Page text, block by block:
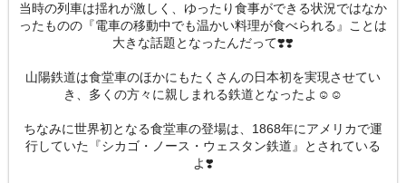
当時の列車は揺れが激しく、ゆったり食事ができる状況ではなか
ったものの『電車の移動中でも温かい料理が食べられる』ことは
大きな話題となったんだって❣️❣️
山陽鉄道は食堂車のほかにもたくさんの日本初を実現させてい
き、多くの方々に親しまれる鉄道となったよ☺️☺️
ちなみに世界初となる食堂車の登場は、1868年にアメリカで運
行していた『シカゴ・ノース・ウェスタン鉄道』とされている
よ❣️